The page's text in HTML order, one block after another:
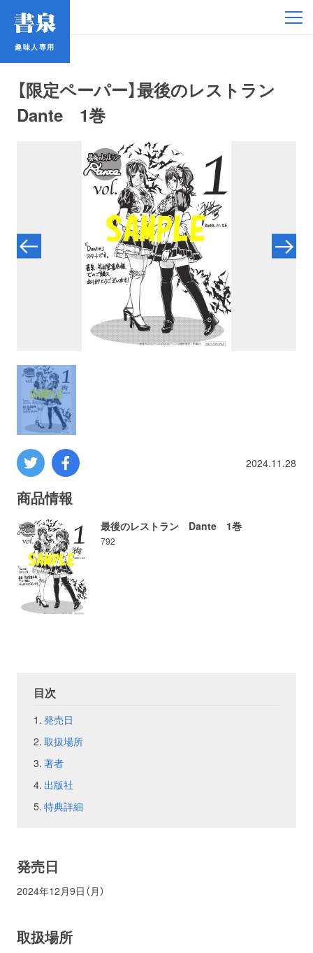
趣味人専用
【限定ペーパー】最後のレストラン
Dante 1巻
2024.11.28
商品情報
最後のレストラン Dante 1巻
792
目次
発売日
取扱場所
著者
出版社
特典詳細
発売日
2024年12月9日（月）
取扱場所
趣味人専用
アイドル
コミック・ラノベ
プロレス
数学
コンピューター
ミリタリー
その他
イベント
フェア